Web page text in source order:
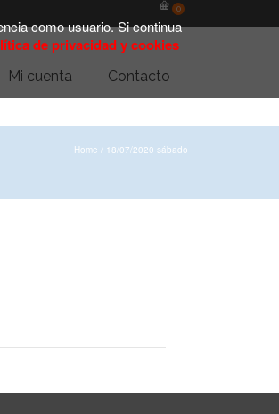
como usuario. Si continua
de privacidad y cookies
0
Mi cuenta Contacto
Home / 18/07/2020 sábado